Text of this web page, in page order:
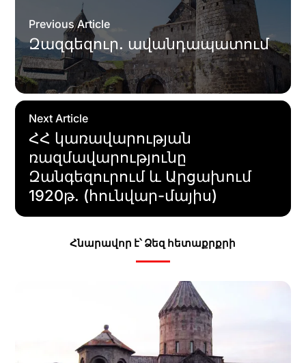
Previous Article
Զազգեզուր. ավանդապատում
Next Article
ՀՀ կառավարության
ռազմավարությունը
Զանգեզուրում և Արցախում
1920թ. (հունվար-մայիս)
Հնարավոր է՝ Ձեզ հետաքրքրի